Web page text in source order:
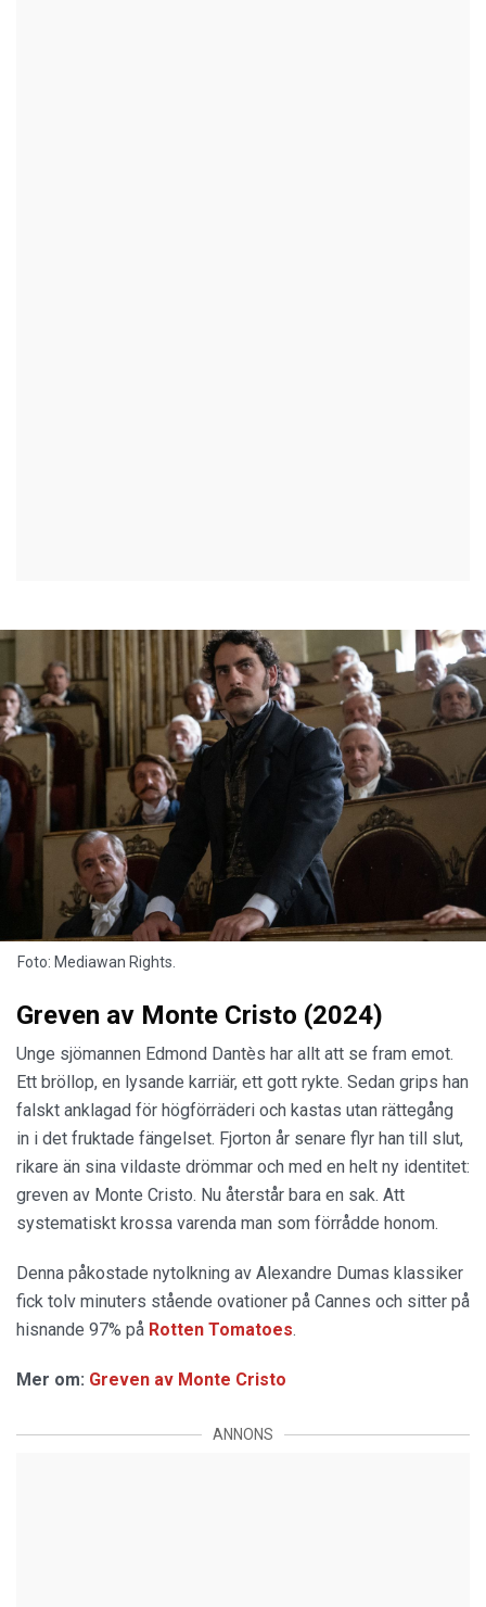
Foto: Mediawan Rights.
Greven av Monte Cristo (2024)
Unge sjömannen Edmond Dantès har allt att se fram emot.
Ett bröllop, en lysande karriär, ett gott rykte. Sedan grips han
falskt anklagad för högförräderi och kastas utan rättegång
in i det fruktade fängelset. Fjorton år senare flyr han till slut,
rikare än sina vildaste drömmar och med en helt ny identitet:
greven av Monte Cristo. Nu återstår bara en sak. Att
systematiskt krossa varenda man som förrådde honom.
Denna påkostade nytolkning av Alexandre Dumas klassiker
fick tolv minuters stående ovationer på Cannes och sitter på
hisnande 97% på Rotten Tomatoes.
Mer om: Greven av Monte Cristo
ANNONS